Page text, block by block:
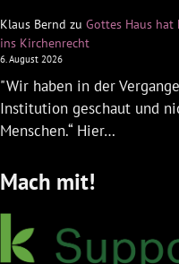
Klaus Bernd zu Gottes Haus hat
ins Kirchenrecht
6. August 2026
"Wir haben in der
Institution geschaut und
Menschen.“ Hier…
Mach mit!